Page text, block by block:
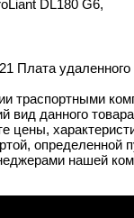
DL180 G6,
Плата
траспортными
вид данного
цены,
определенной
нашей